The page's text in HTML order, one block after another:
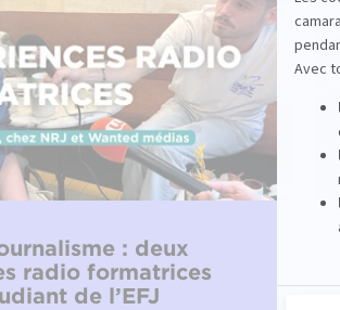
: deux
radio formatrices
de l’EFJ